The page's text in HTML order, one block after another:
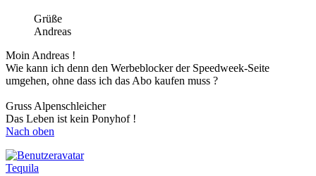
Grüße
Andreas
Moin Andreas !
Wie kann ich denn den Werbeblocker der Speedweek-Seite
umgehen, ohne dass ich das Abo kaufen muss ?
Gruss Alpenschleicher
Das Leben ist kein Ponyhof !
Nach oben
Tequila